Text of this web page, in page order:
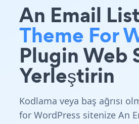
An Email
Theme For
Plugin Web
Yerleştirin
Kodlama veya baş ağrısı
for WordPress sitenize An